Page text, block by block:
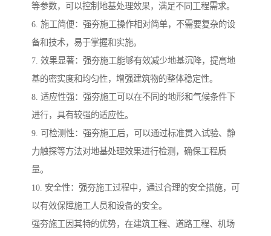
等参数，可以控制地基处理效果，满足不同工程需求。
6. 施工简便：强夯施工操作相对简单，不需要复杂的设
备和技术，易于掌握和实施。
7. 效果显著：强夯施工能够有效减少地基沉降，提高地
基的密实度和均匀性，增强建筑物的整体稳定性。
8. 适应性强：强夯施工可以在不同的地形和气候条件下
进行，具有较强的适应性。
9. 可检测性：强夯施工后，可以通过标准贯入试验、静
力触探等方法对地基处理效果进行检测，确保工程质
量。
10. 安全性：强夯施工过程中，通过合理的安全措施，可
以有效保障施工人员和设备的安全。
强夯施工因其特的优势，在建筑工程、道路工程、机场